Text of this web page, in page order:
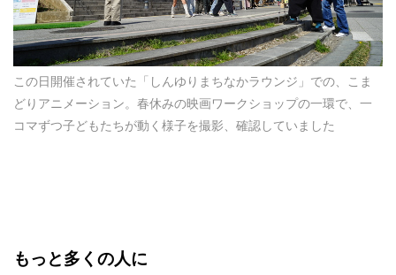
この日開催されていた「しんゆりまちなかラウンジ」での、こま
どりアニメーション。春休みの映画ワークショップの一環で、一
コマずつ子どもたちが動く様子を撮影、確認していました
もっと多くの人に